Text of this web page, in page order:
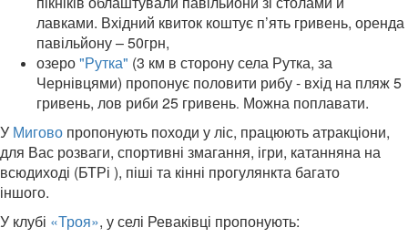
лавками. Вхідний квиток коштує п’ять гривень, оренда
павільйону – 50грн,
озеро"Рутка" (3 км в сторону села Рутка, за
Чернівцями) пропонує половити рибу - вхід на пляж 5
гривень, лов риби 25 гривень. Можна поплавати.
У Мигово пропонують походи у ліс, працюють атракціони,
для Вас розваги, спортивні змагання, ігри, катанняна на
всюдиході (БТРі ), піші та кінні прогулянкта багато
іншого.
У клубі «Троя», у селі Реваківці пропонують: